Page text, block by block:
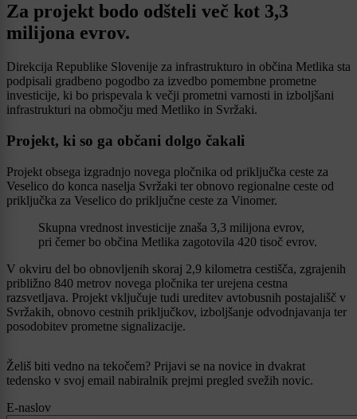
Za projekt bodo odšteli več kot 3,3
milijona evrov.
Direkcija Republike Slovenije za infrastrukturo in občina Metlika sta
podpisali gradbeno pogodbo za izvedbo pomembne prometne
investicije, ki bo prispevala k večji prometni varnosti in izboljšani
infrastrukturi na območju med Metliko in Svržaki.
Projekt, ki so ga občani dolgo čakali
Projekt obsega izgradnjo novega pločnika od priključka ceste za
Veselico do konca naselja Svržaki ter obnovo regionalne ceste od
priključka za Veselico do priključne ceste za Vinomer.
Skupna vrednost investicije znaša 3,3 milijona evrov,
pri čemer bo občina Metlika zagotovila 420 tisoč evrov.
V okviru del bo obnovljenih skoraj 2,9 kilometra cestišča, zgrajenih
približno 840 metrov novega pločnika ter urejena cestna
razsvetljava. Projekt vključuje tudi ureditev avtobusnih postajališč v
Svržakih, obnovo cestnih priključkov, izboljšanje odvodnjavanja ter
posodobitev prometne signalizacije.
Želiš biti vedno na tekočem? Prijavi se na novice in dvakrat
tedensko v svoj email nabiralnik prejmi pregled svežih novic.
E-naslov